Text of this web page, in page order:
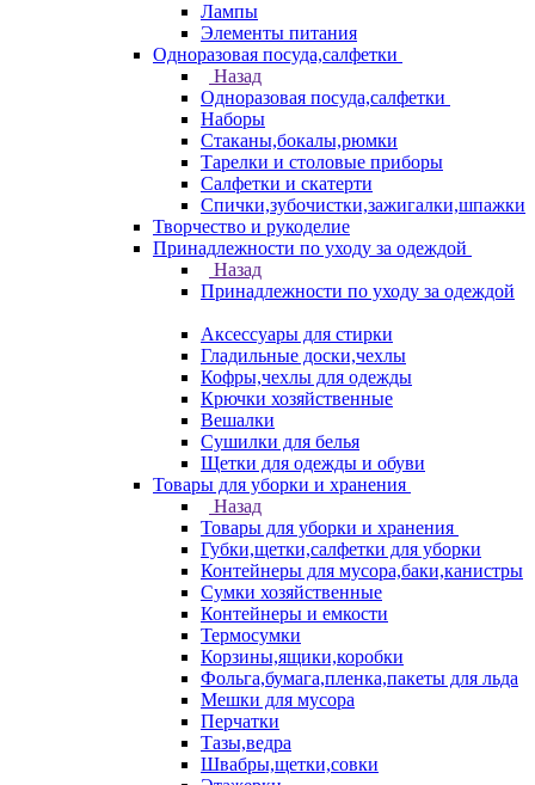
Лампы
Элементы питания
Одноразовая посуда,салфетки
Назад
Одноразовая посуда,салфетки
Наборы
Стаканы,бокалы,рюмки
Тарелки и столовые приборы
Салфетки и скатерти
Спички,зубочистки,зажигалки,шпажки
Творчество и рукоделие
Принадлежности по уходу за одеждой
Назад
Принадлежности по уходу за одеждой
Аксессуары для стирки
Гладильные доски,чехлы
Кофры,чехлы для одежды
Крючки хозяйственные
Вешалки
Сушилки для белья
Щетки для одежды и обуви
Товары для уборки и хранения
Назад
Товары для уборки и хранения
Губки,щетки,салфетки для уборки
Контейнеры для мусора,баки,канистры
Сумки хозяйственные
Контейнеры и емкости
Термосумки
Корзины,ящики,коробки
Фольга,бумага,пленка,пакеты для льда
Мешки для мусора
Перчатки
Тазы,ведра
Швабры,щетки,совки